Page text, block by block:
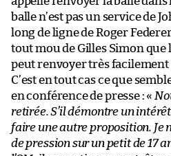
balle n’est pas un service de
long de ligne de Roger
tout mou de Gilles Simon que
peut renvoyer très facilement
C’est en tout cas ce que
en conférence de presse : «
retirée. S’il démontre un
faire une autre proposition. Je
de pression sur un petit de 17